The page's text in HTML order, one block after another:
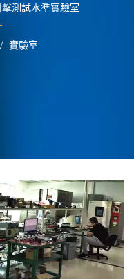
測試水準實驗室
/ 實驗室